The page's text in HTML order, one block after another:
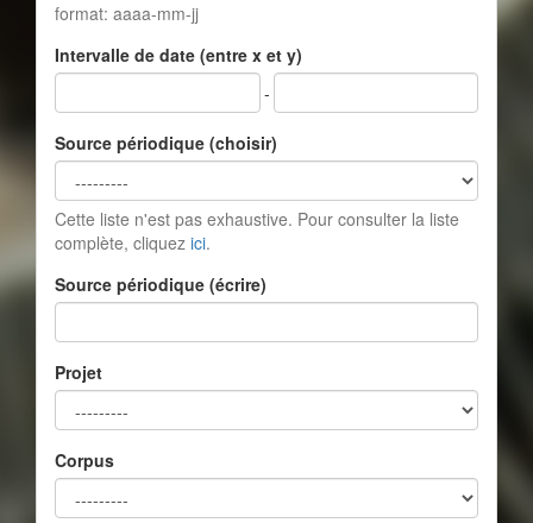
format: aaaa-mm-jj
Intervalle de date (entre x et y)
-
Source périodique (choisir)
Cette liste n'est pas exhaustive. Pour consulter la liste
complète, cliquez ici.
Source périodique (écrire)
Projet
Corpus